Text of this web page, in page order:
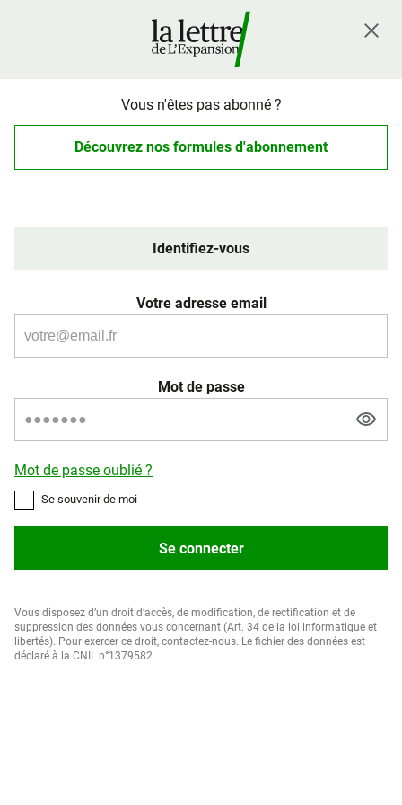
Vous n'êtes pas abonné ?
Découvrez nos formules d'abonnement
Identifiez-vous
Votre adresse email
Mot de passe
Mot de passe oublié ?
Se souvenir de moi
Se connecter
Vous disposez d’un droit d’accès, de modification, de rectification et de
suppression des données vous concernant (Art. 34 de la loi informatique et
libertés). Pour exercer ce droit, contactez-nous. Le fichier des données est
déclaré à la CNIL n°1379582